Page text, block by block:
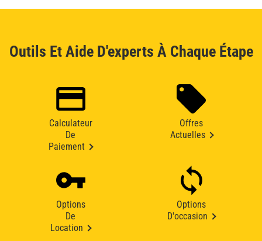
Outils Et Aide D'experts À Chaque Étape
Calculateur
De
Paiement
Offres
Actuelles
Options
De
Location
Options
D'occasion